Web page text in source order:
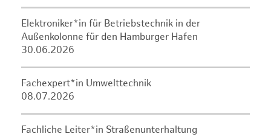
Elektroniker*in für Betriebstechnik in der
Außenkolonne für den Hamburger Hafen
30.06.2026
Fachexpert*in Umwelttechnik
08.07.2026
Fachliche Leiter*in Straßenunterhaltung